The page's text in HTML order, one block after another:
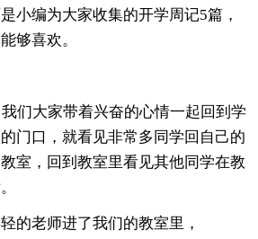
小编为大家收集的开学周记5篇，
够喜欢。
们大家带着兴奋的心情一起回到学
门口，就看见非常多同学回自己的
室，回到教室里看见其他同学在教
的老师进了我们的教室里，